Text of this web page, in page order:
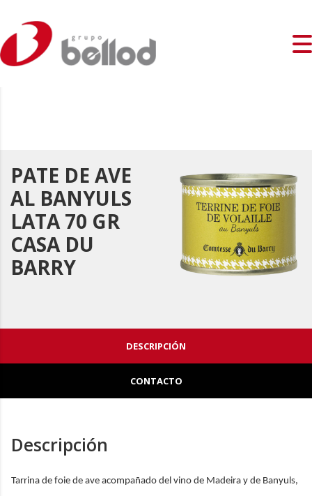
PATE DE AVE
AL BANYULS
LATA 70 GR
CASA DU
BARRY
DESCRIPCIÓN
CONTACTO
Descripción
Tarrina de foie de ave acompañado del vino de Madeira y de Banyuls,